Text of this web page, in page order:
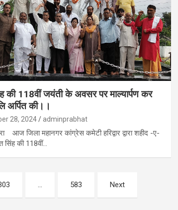
की 118वीं जयंती के अवसर पर माल्यार्पण कर
अर्पित की।।
28, 2024 adminprabhat
आज जिला महानगर कांग्रेस कमेटी हरिद्वार द्वारा शहीद -ए-
की 118वीं…
… 583 Next